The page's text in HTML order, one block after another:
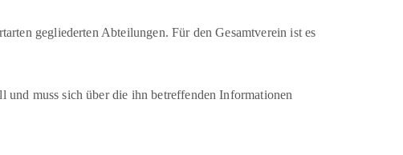
gegliederten Abteilungen. Für den Gesamtverein ist es
muss sich über die ihn betreffenden Informationen